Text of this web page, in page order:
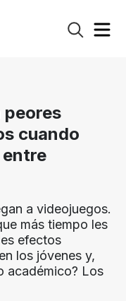
peores
cuando
entre
a videojuegos.
más tiempo les
efectos
los jóvenes y,
académico? Los